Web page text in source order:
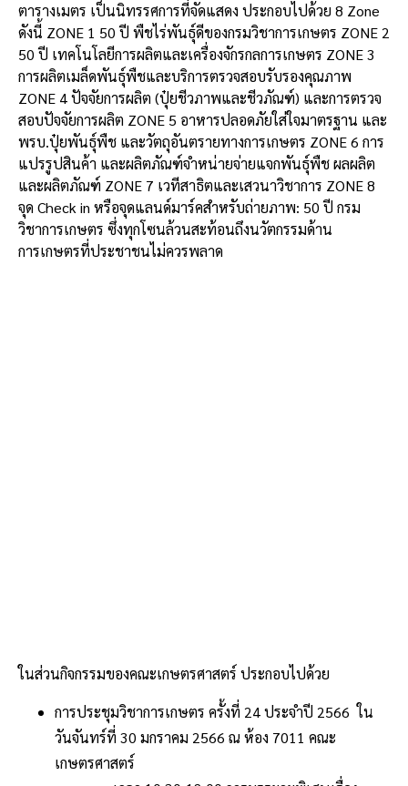
ตารางเมตร เป็นนิทรรศการที่จัดแสดง ประกอบไปด้วย 8 Zone
ดังนี้ ZONE 1 50 ปี พืชไร่พันธุ์ดีของกรมวิชาการเกษตร ZONE 2
50 ปี เทคโนโลยีการผลิตและเครื่องจักรกลการเกษตร ZONE 3
การผลิตเมล็ดพันธุ์พืชและบริการตรวจสอบรับรองคุณภาพ
ZONE 4 ปัจจัยการผลิต (ปุ๋ยชีวภาพและชีวภัณฑ์) และการตรวจ
สอบปัจจัยการผลิต ZONE 5 อาหารปลอดภัยใส่ใจมาตรฐาน และ
พรบ.ปุ๋ยพันธุ์พืช และวัตถุอันตรายทางการเกษตร ZONE 6 การ
แปรรูปสินค้า และผลิตภัณฑ์จำหน่ายจ่ายแจกพันธุ์พืช ผลผลิต
และผลิตภัณฑ์ ZONE 7 เวทีสาธิตและเสวนาวิชาการ ZONE 8
จุด Check in หรือจุดแลนด์มาร์คสำหรับถ่ายภาพ: 50 ปี กรม
วิชาการเกษตร ซึ่งทุกโซนล้วนสะท้อนถึงนวัตกรรมด้าน
การเกษตรที่ประชาชนไม่ควรพลาด
ในส่วนกิจกรรมของคณะเกษตรศาสตร์ ประกอบไปด้วย
การประชุมวิชาการเกษตร ครั้งที่ 24 ประจำปี 2566 ใน
วันจันทร์ที่ 30 มกราคม 2566 ณ ห้อง 7011 คณะ
เกษตรศาสตร์